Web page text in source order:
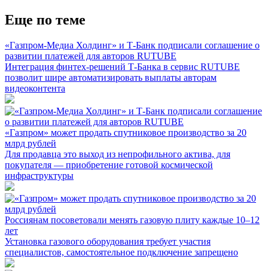
Еще по теме
«Газпром-Медиа Холдинг» и Т-Банк подписали соглашение о
развитии платежей для авторов RUTUBE
Интеграция финтех-решений Т-Банка в сервис RUTUBE
позволит шире автоматизировать выплаты авторам
видеоконтента
«Газпром» может продать спутниковое производство за 20
млрд рублей
Для продавца это выход из непрофильного актива, для
покупателя — приобретение готовой космической
инфраструктуры
Россиянам посоветовали менять газовую плиту каждые 10–12
лет
Установка газового оборудования требует участия
специалистов, самостоятельное подключение запрещено